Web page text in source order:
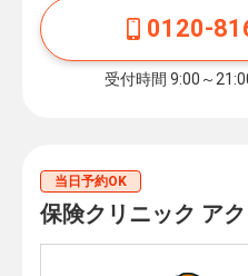
0120-
受付時間 9:00～
当日予約OK
保険クリニック ア